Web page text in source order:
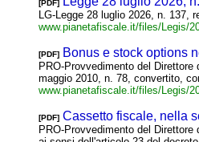
[PDF]
LG-Legge 28 luglio 2026, n. 137,
www.pianetafiscale.it/files/Legis/
[PDF] Bonus e stock options
PRO-Provvedimento del
maggio 2010, n. 78, convertito,
www.pianetafiscale.it/files/Legis/
[PDF] Cassetto fiscale, nella
PRO-Provvedimento del